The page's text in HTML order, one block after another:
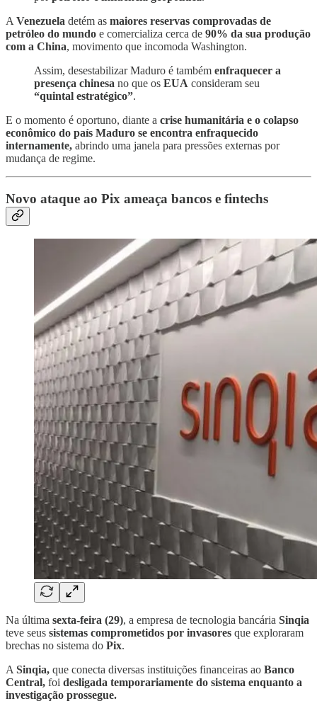
A Venezuela detém as maiores reservas comprovadas de
petróleo do mundo e comercializa cerca de 90% da sua produção
com a China, movimento que incomoda Washington.
Assim, desestabilizar Maduro é também enfraquecer a
presença chinesa no que os EUA consideram seu
“quintal estratégico”.
E o momento é oportuno, diante a crise humanitária e o colapso
econômico do país Maduro se encontra enfraquecido
internamente, abrindo uma janela para pressões externas por
mudança de regime.
Novo ataque ao Pix ameaça bancos e fintechs
Na última sexta-feira (29), a empresa de tecnologia bancária Sinqia
teve seus sistemas comprometidos por invasores que exploraram
brechas no sistema do Pix.
A Sinqia, que conecta diversas instituições financeiras ao Banco
Central, foi desligada temporariamente do sistema enquanto a
investigação prossegue.